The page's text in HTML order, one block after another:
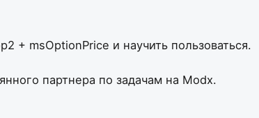
+ msOptionPrice и научить пользоваться.
партнера по задачам на Modx.